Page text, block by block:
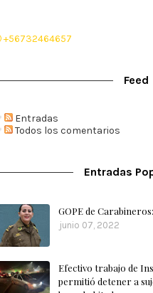
+56732464657
Feed
Entradas
Todos los comentarios
Entradas
GOPE de
junio 07, 2022
Efectivo trabajo de
permitió detener a